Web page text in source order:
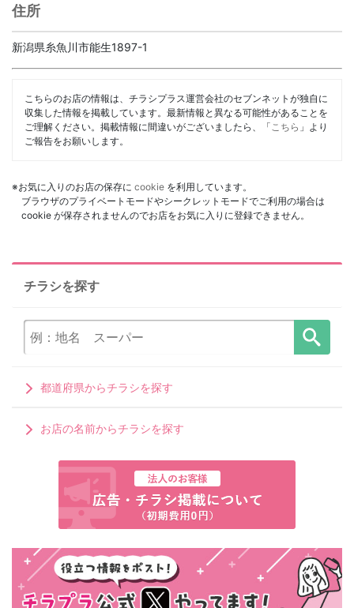
住所
新潟県糸魚川市能生1897-1
こちらのお店の情報は、チラシプラス運営会社のセブンネットが独自に
収集した情報を掲載しています。最新情報と異なる可能性があることを
ご理解ください。掲載情報に間違いがございましたら、「 こちら 」より
ご報告をお願いします。
※お気に入りのお店の保存に cookie を利用しています。
ブラウザのプライベートモードやシークレットモードでご利用の場合は
cookie が保存されませんのでお店をお気に入りに登録できません。
チラシを探す
都道府県からチラシを探す
お店の名前からチラシを探す